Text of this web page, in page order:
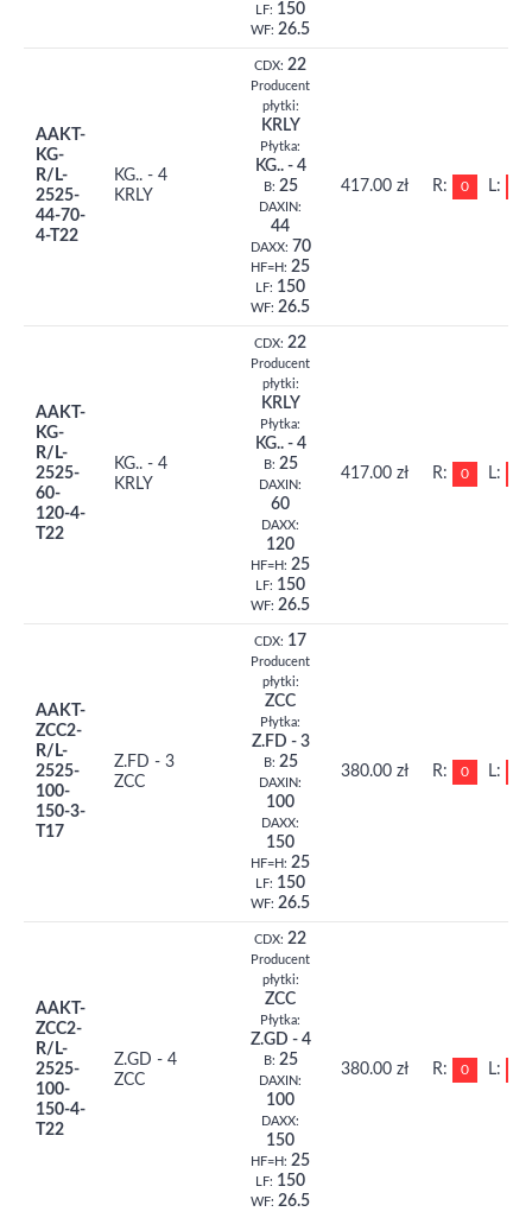
LF: 150
WF: 26.5
AAKT-
KG-
R/L-
2525-
44-70-
4-T22
KG.. - 4
KRLY
CDX: 22
Producent
płytki:
KRLY
Płytka:
KG.. - 4
B: 25
DAXIN:
44
DAXX: 70
HF=H: 25
LF: 150
WF: 26.5
417.00 zł R: 0 L:
AAKT-
KG-
R/L-
2525-
60-
120-4-
T22
KG.. - 4
KRLY
CDX: 22
Producent
płytki:
KRLY
Płytka:
KG.. - 4
B: 25
DAXIN:
60
DAXX:
120
HF=H: 25
LF: 150
WF: 26.5
417.00 zł R: 0 L:
AAKT-
ZCC2-
R/L-
2525-
100-
150-3-
T17
Z.FD - 3
ZCC
CDX: 17
Producent
płytki:
ZCC
Płytka:
Z.FD - 3
B: 25
DAXIN:
100
DAXX:
150
HF=H: 25
LF: 150
WF: 26.5
380.00 zł R: 0 L:
AAKT-
ZCC2-
R/L-
2525-
100-
150-4-
T22
Z.GD - 4
ZCC
CDX: 22
Producent
płytki:
ZCC
Płytka:
Z.GD - 4
B: 25
DAXIN:
100
DAXX:
150
HF=H: 25
LF: 150
WF: 26.5
380.00 zł R: 0 L: